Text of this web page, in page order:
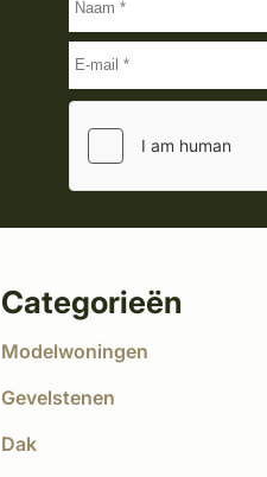
Categorieën
Modelwoningen
Gevelstenen
Dak